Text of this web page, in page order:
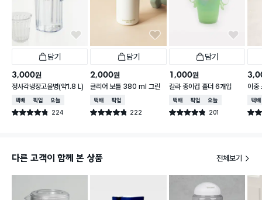
담기
3,000원
정사각냉장고물병(약1.8 L)
택배배송매장픽업오늘배송
별점 4.8점 224
건 작성
담기
2,000원
클리어 보틀 380 ml 그린
택배배송매장픽업
별점 4.8점 222
건 작성
담기
1,000원
칼라 종이컵 홀더 6개입
택배배송매장픽업오늘배송
별점 4.8점 201
건 작성
이
택배
별점
다른 고객이 함께 본 상품 전체보기